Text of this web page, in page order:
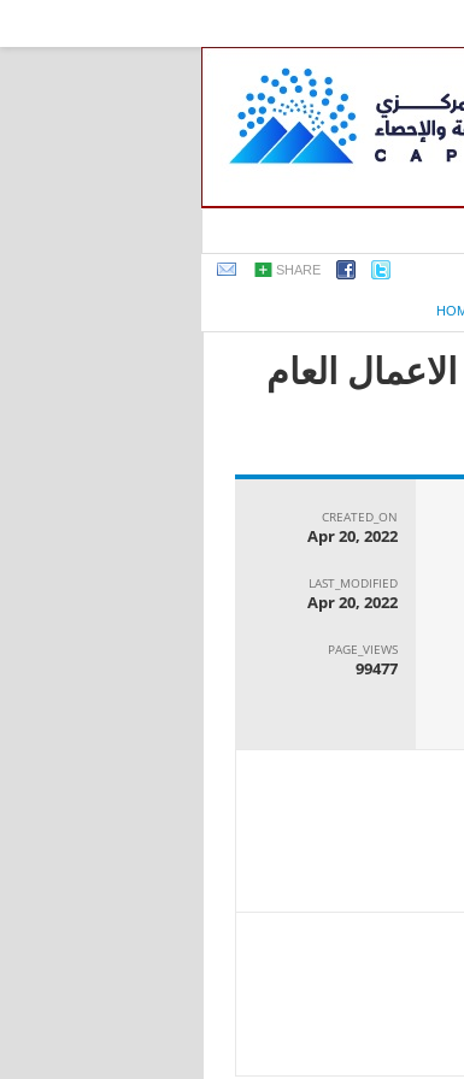
SHARE
العام
CREATED_ON
Apr 20, 2022
LAST_MODIFIED
Apr 20, 2022
PAGE_VIEWS
99477